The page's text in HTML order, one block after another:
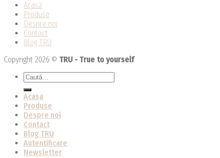
Acasă
Produse
Despre noi
Contact
Blog TRU
Copyright 2026 © TRU - True to yourself
Caută
Acasa
Produse
Despre noi
Contact
Blog TRU
Autentificare
Newsletter